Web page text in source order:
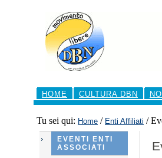
contenuti.
navigazione
Sezioni
HOME
CULTURA DBN
Tu sei qui: Home / Enti Affiliati /
EVENTI ENTI
ASSOCIATI